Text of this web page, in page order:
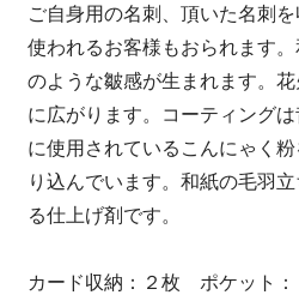
ご自身用の名刺、頂いた名刺
使われるお客様もおられます
のような皺感が生まれます。
に広がります。コーティング
に使用されているこんにゃく
り込んでいます。和紙の毛羽
る仕上げ剤です。
カード収納：２枚 ポケット